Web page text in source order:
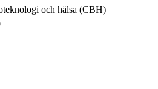
och hälsa (CBH)